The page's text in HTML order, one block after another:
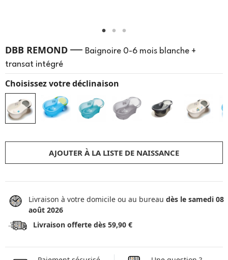
DBB REMOND — Baignoire 0-6 mois blanche +
transat intégré
Choisissez votre déclinaison
AJOUTER À LA LISTE DE NAISSANCE
Livraison à votre domicile ou au bureau dès le samedi 08
août 2026
Livraison offerte dès 59,90 €